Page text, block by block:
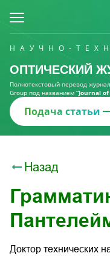
НАУЧНО-
ОПТИЧЕСКИЙ
Полнотекстовый перевод
Group под названием “Journal
Подача статьи
Назад
Доктор технических